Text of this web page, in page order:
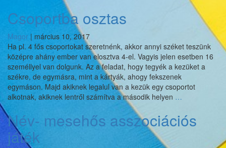
Csoportba osztas
Magor | március 10, 2017
Ha pl. 4 fős csoportokat szeretnénk, akkor annyi széket teszünk
középre ahány ember van elosztva 4-el. Vagyis jelen esetben 16
személlyel van dolgunk. Az a feladat, hogy tegyék a kezüket a
székre, de egymásra, mint a kártyák, ahogy fekszenek
egymáson. Majd akiknek legalul van a kezük egy csoportot
alkotnak, akiknek lentről számítva a második helyen …
Név- mesehős asszociációs
játék